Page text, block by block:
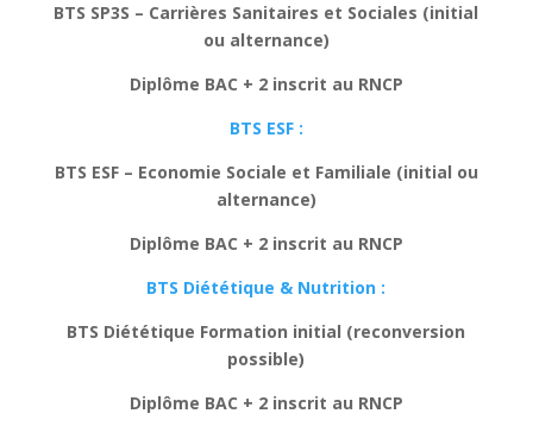
BTS SP3S – Carrières Sanitaires et Sociales (initial
ou alternance)
Diplôme BAC + 2 inscrit au RNCP
BTS ESF :
BTS ESF – Economie Sociale et Familiale (initial ou
alternance)
Diplôme BAC + 2 inscrit au RNCP
BTS Diététique & Nutrition :
BTS Diététique Formation initial (reconversion
possible)
Diplôme BAC + 2 inscrit au RNCP